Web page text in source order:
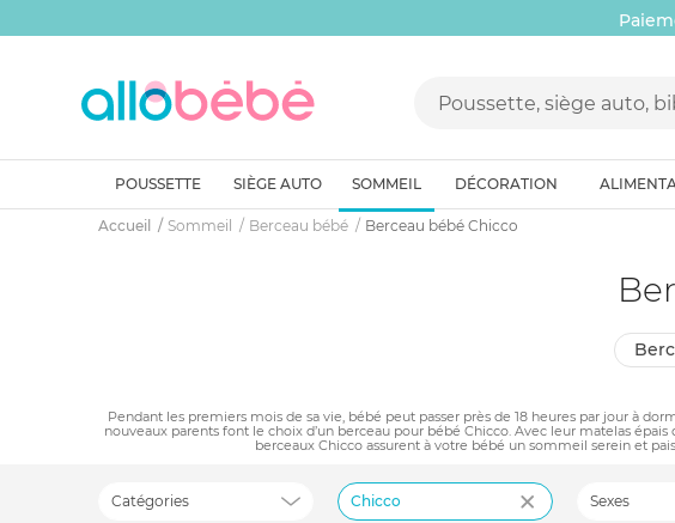
POUSSETTE SIÈGE AUTO SOMMEIL DÉCORATION
Accueil Sommeil Berceau bébé Berceau bébé Chicco
Pendant les premiers mois de sa vie, bébé peut passer près de 18 heures par jour à
nouveaux parents font le choix d’un berceau pour bébé Chicco. Avec leur matelas
berceaux Chicco assurent à votre bébé un sommeil serein et
Catégories Chicco Sexes